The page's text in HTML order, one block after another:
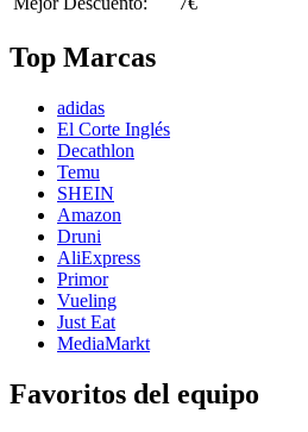
Top Marcas
adidas
El Corte Inglés
Decathlon
Temu
SHEIN
Amazon
Druni
AliExpress
Primor
Vueling
Just Eat
MediaMarkt
Favoritos del equipo